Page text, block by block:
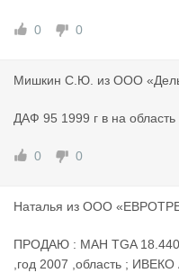
0 0
Мишкин С.Ю из ООО
ДАФ 95 1999 г в на область
0 0
Наталья из ООО
ПРОДАЮ : МАН TGA 18.440,
,год 2007 ,область ;